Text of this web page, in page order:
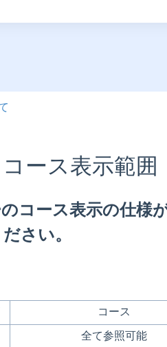
ース表示範囲
コース表示の仕様
さい。
コース
全て参照可能